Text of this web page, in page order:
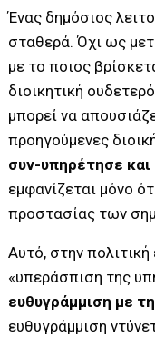
Ένας δημόσιος
σταθερά. Όχι ως
με το ποιος
διοικητική
μπορεί να
προηγούμενες
συν-υπηρέτησε
εμφανίζεται μόνο
προστασίας των
Αυτό, στην
«υπεράσπιση της
ευθυγράμμιση με
ευθυγράμμιση